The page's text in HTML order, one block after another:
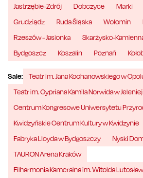
Jastrzębie-Zdrój
Dobczyce Marki
Grudziądz
Ruda Śląska Wołomin
Rzeszów - Jasionka
Skarżysko-
Bydgoszcz
Koszalin Poznań
Sale:
Teatr im. Jana Kochanowskiego w
Teatr im. Cypriana Kamila Norwida w
Centrum Kongresowe Uniwersytetu
Kwidzyńskie Centrum Kultury w Kwidzynie
Fabryka Lloyda w Bydgoszczy
Nyski
TAURON Arena Kraków
Filharmonia Kameralna im. Witolda